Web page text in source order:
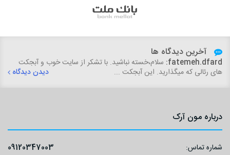
آخرین دیدگاه ها
fatemeh.dfard: سلام،خسته نباشید. با تشکر از سایت خوب و آبجکت
های رئالی که میگذارید. این آبجکت ... دیدن دیدگاه
درباره مون آرک
شماره تماس:
09120347003